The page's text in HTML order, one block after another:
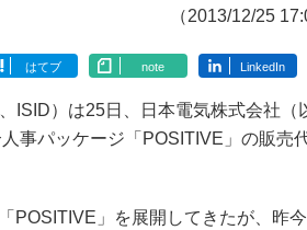
（2013/12/25
はてブ note LinkedIn
ISID）は25日、日本電気株式会社（
事パッケージ「POSITIVE」の販売
POSITIVE」を展開してきたが、昨